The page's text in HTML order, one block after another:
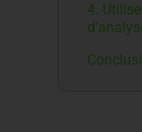
4.